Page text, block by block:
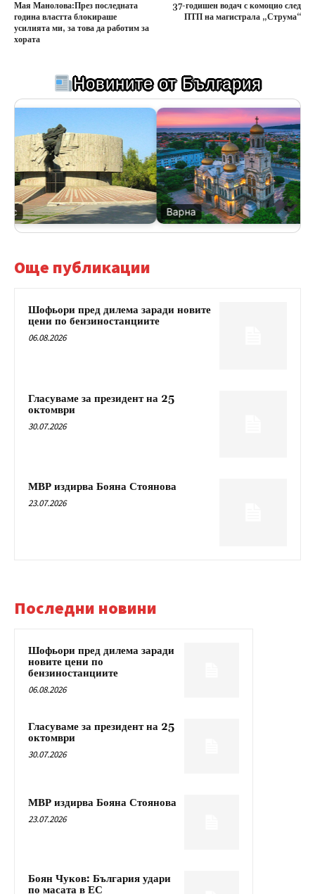
Мая Манолова:През последната
година властта блокираше
усилията ми, за това да работим за
хората
37-годишен водач с комоцио след
ПТП на магистрала „Струма“
Новините от България
Варна
Още публикации
Шофьори пред дилема заради новите
цени по бензиностанциите
06.08.2026
Гласуваме за президент на 25
октомври
30.07.2026
МВР издирва Бояна Стоянова
23.07.2026
Последни новини
Шофьори пред дилема заради
новите цени по
бензиностанциите
06.08.2026
Гласуваме за президент на 25
октомври
30.07.2026
МВР издирва Бояна Стоянова
23.07.2026
Боян Чуков: България удари
по масата в ЕС